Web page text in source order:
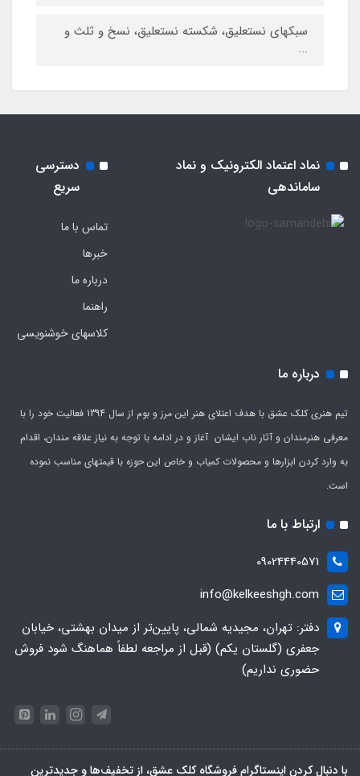
سبکهای نستعلیق، شکسته نستعلیق، نسخ و ثلث و
...
نماد اعتماد الکترونیک و نماد
ساماندهی
دسترسی
سریع
تماس با ما
خبرها
درباره ما
راهنما
کلاسهای خوشنویسی
درباره ما
تیم هنری کلک عشق با هدف اعتلای هنر این مرز و بوم از سال 1394 فعالیت خود را با
معرفی هنرمندان و آثار ناب ایشان آغاز و در ادامه با توجه به نیاز علاقه مندان، اقدام
به وارد کردن ابزارها و محصولات کمیاب و خاص این حوزه با قیمتهای مناسب نموده
است.
ارتباط با ما
09024440571
info@kelkeeshgh.com
دفتر: تهران، مجیدیه شمالی، پایین‌تر از میدان بهشتی، خیابان
جعفری (گلستان یکم) (قبل از مراجعه لطفاً هماهنگ شود فروش
حضوری نداریم)
با دنبال کردن اینستاگرام فروشگاه کلک عشق، از تخفیف‌ها و جدیدترین‌